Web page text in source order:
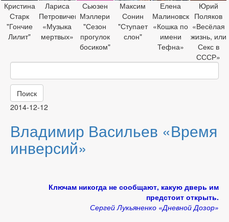
Кристина
Старк
"Гончие
Лилит"
Лариса
Петровичева
«Музыка
мертвых»
Сьюзен
Мэллери
"Сезон
прогулок
босиком"
Максим
Сонин
"Ступает
слон"
Елена
Малиновская
«Кошка по
имени
Тефна»
Юрий
Поляков
«Весёлая
жизнь, или
Секс в
СССР»
Поиск
2014-12-12
Владимир Васильев «Время
инверсий»
Ключам никогда не сообщают, какую дверь им
предстоит открыть.
Сергей Лукьяненко «Дневной Дозор»